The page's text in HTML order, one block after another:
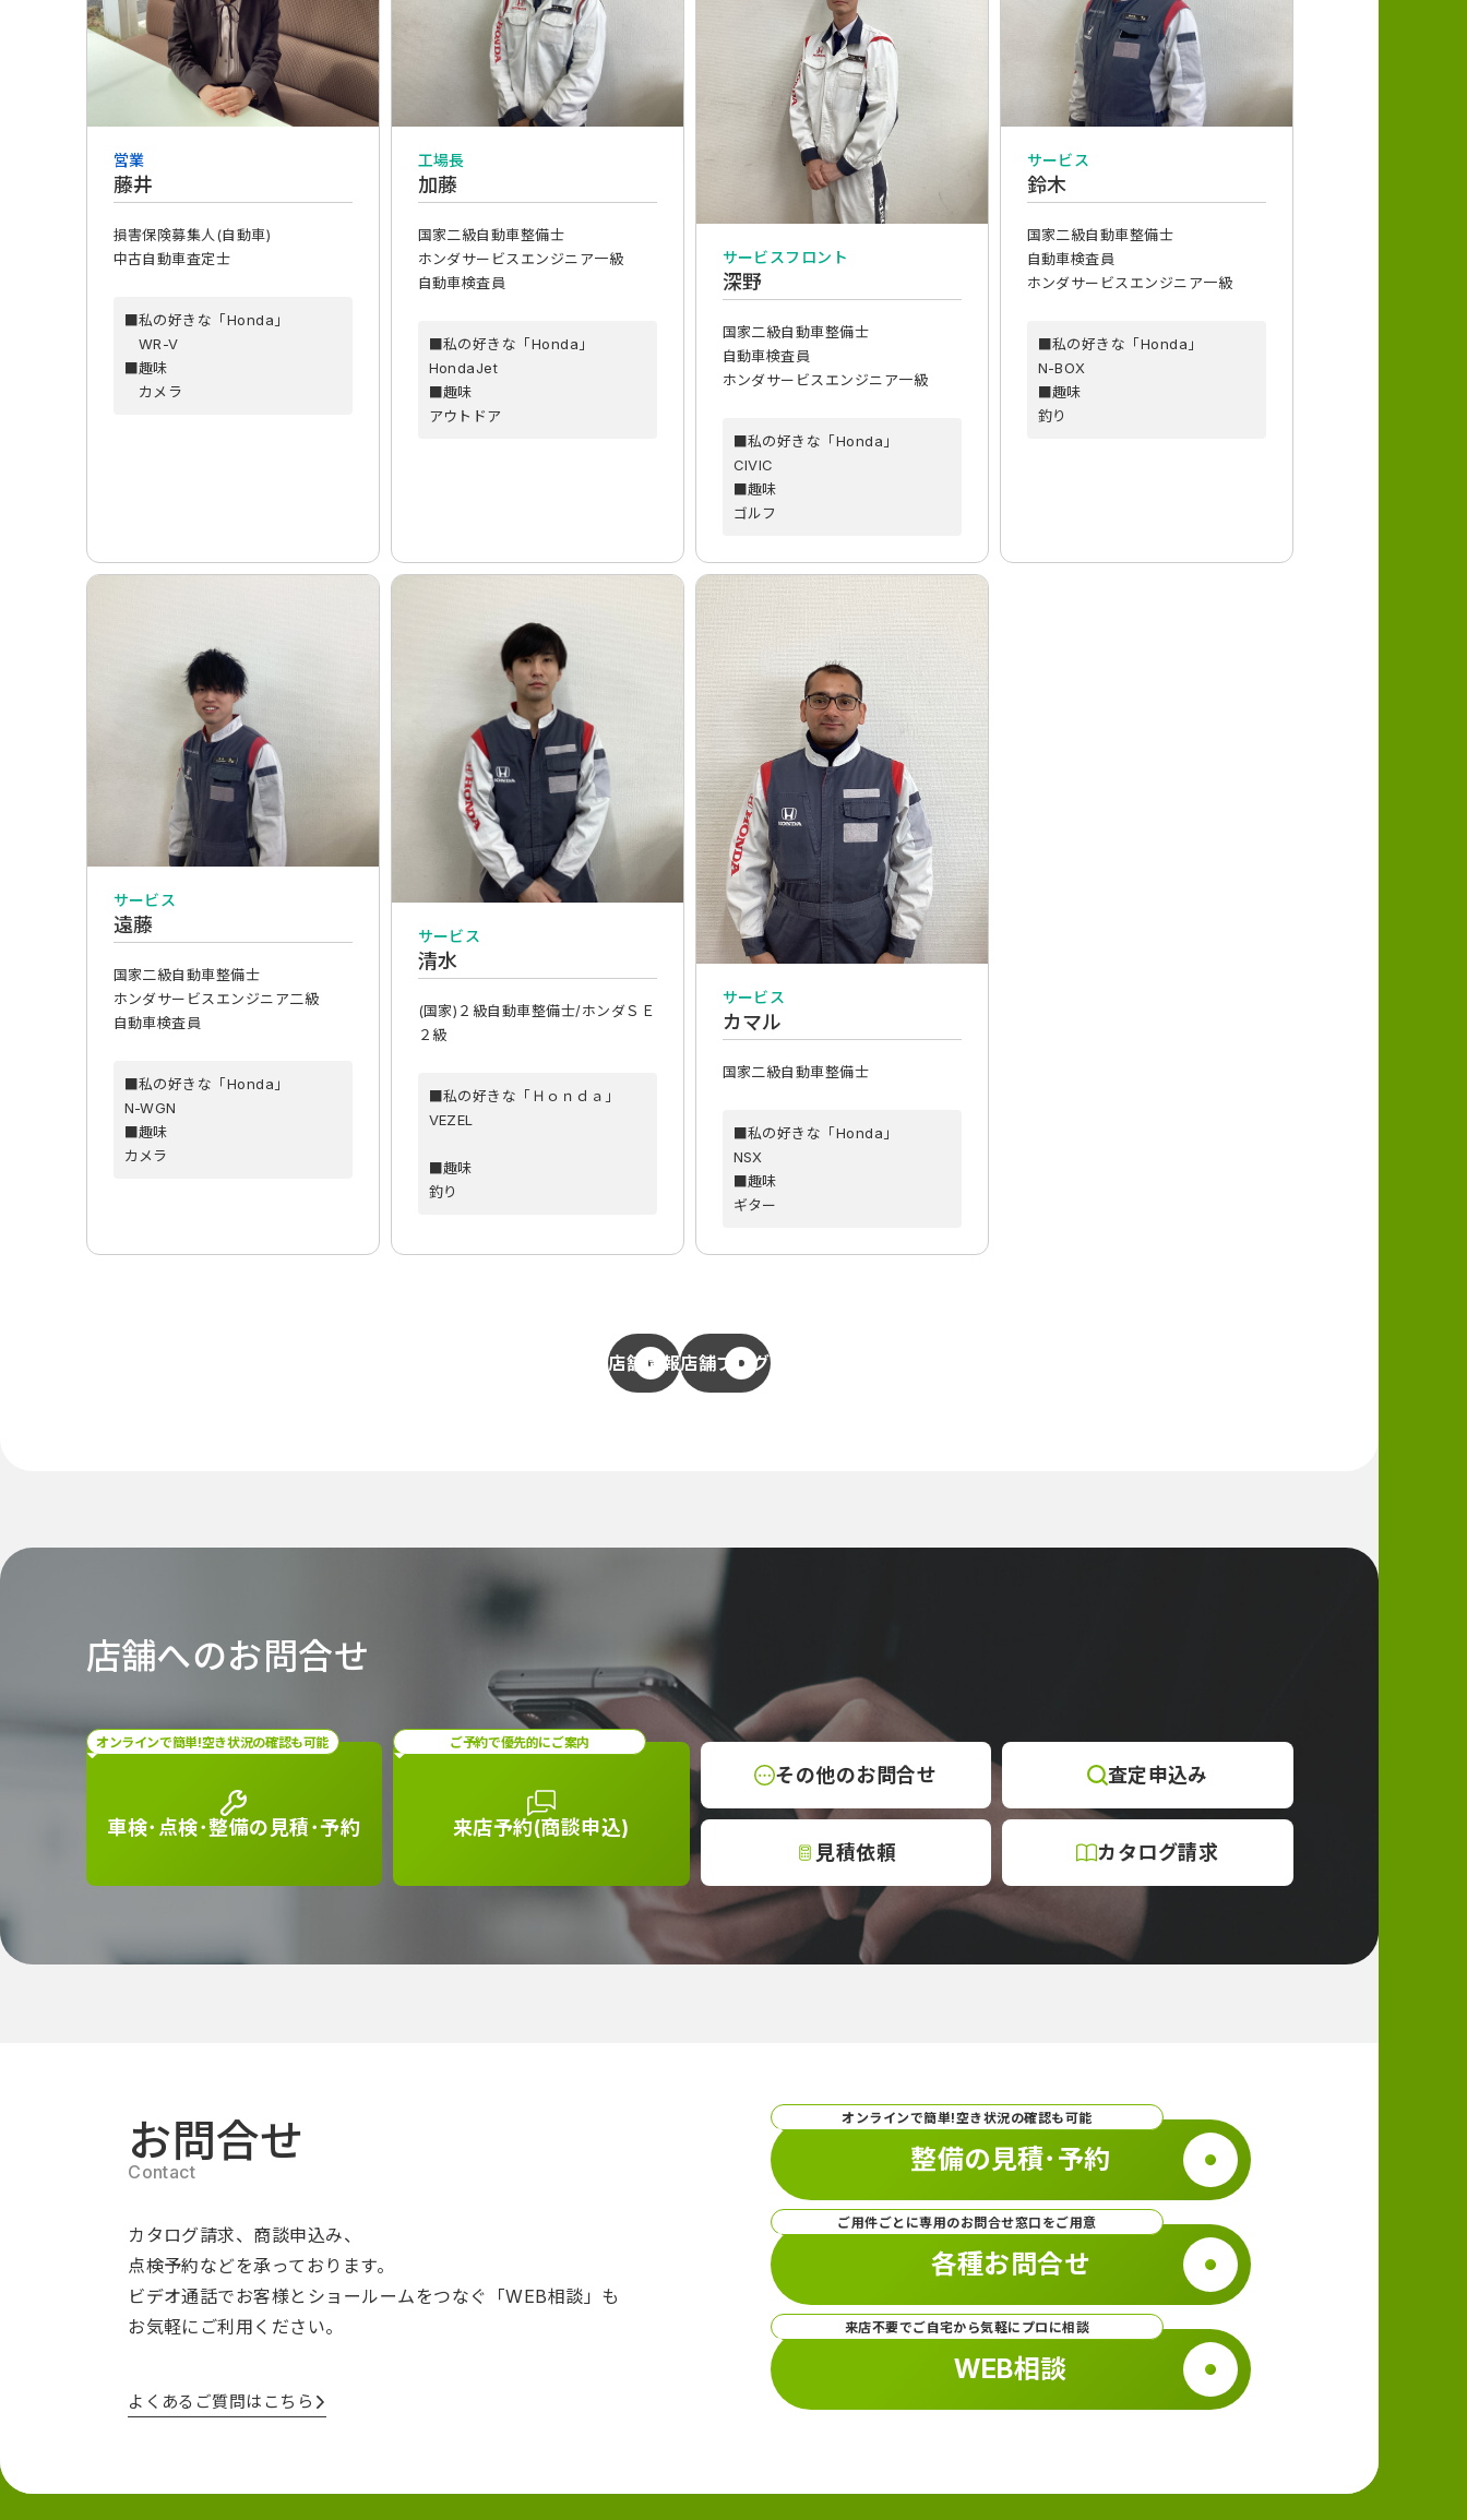
営業
藤井
損害保険募集人(自動車)
中古自動車査定士
■私の好きな「Honda」
WR-V
■趣味
カメラ
工場長
加藤
国家二級自動車整備士
ホンダサービスエンジニア一級
自動車検査員
■私の好きな「Honda」
HondaJet
■趣味
アウトドア
サービスフロント
深野
国家二級自動車整備士
自動車検査員
ホンダサービスエンジニア一級
■私の好きな「Honda」
CIVIC
■趣味
ゴルフ
サービス
鈴木
国家二級自動車整備士
自動車検査員
ホンダサービスエンジニア一級
■私の好きな「Honda」
N-BOX
■趣味
釣り
サービス
遠藤
国家二級自動車整備士
ホンダサービスエンジニア二級
自動車検査員
■私の好きな「Honda」
N-WGN
■趣味
カメラ
サービス
清水
(国家)２級自動車整備士/ホンダＳＥ
２級
■私の好きな「Ｈｏｎｄａ」
VEZEL
■趣味
釣り
サービス
カマル
国家二級自動車整備士
■私の好きな「Honda」
NSX
■趣味
ギター
店舗情報店舗ブログ
店舗へのお問合せ
オンラインで簡単!空き状況の確認も可能
車検･点検･整備の 見積･予約
ご予約で優先的にご案内
来店予約(商談申込)
その他のお問合せ 査定申込み
見積依頼 カタログ請求
お問合せ
カタログ請求、商談申込み、
点検予約などを承っております。
ビデオ通話でお客様とショールームをつなぐ
「WEB相談」も
お気軽にご利用ください。
よくあるご質問はこちら
オンラインで簡単!空き状況の確認も可能
整備の見積･予約
ご用件ごとに専用のお問合せ窓口をご用意
各種お問合せ
来店不要でご自宅から気軽にプロに相談
WEB相談